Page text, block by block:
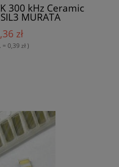
300 kHz Ceramic
MURATA
zł
0,39 zł )